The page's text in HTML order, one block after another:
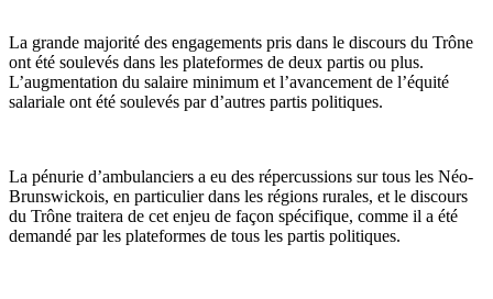
La grande majorité des engagements pris dans le discours du Trône
ont été soulevés dans les plateformes de deux partis ou plus.
L’augmentation du salaire minimum et l’avancement de l’équité
salariale ont été soulevés par d’autres partis politiques.
La pénurie d’ambulanciers a eu des répercussions sur tous les Néo-
Brunswickois, en particulier dans les régions rurales, et le discours
du Trône traitera de cet enjeu de façon spécifique, comme il a été
demandé par les plateformes de tous les partis politiques.